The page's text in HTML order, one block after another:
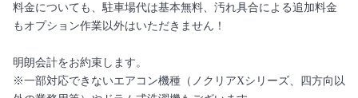
料金についても、駐車場代は基本無料、汚れ具合による追加料金
もオプション作業以外はいただきません！
明朗会計をお約束します。
※一部対応できないエアコン機種（ノクリアXシリーズ、四方向以